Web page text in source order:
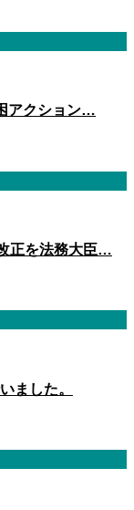
アクション…
正を法務大臣…
ました。